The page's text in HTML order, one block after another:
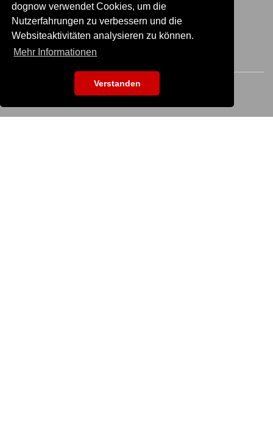
dognow verwendet Cookies, um die
Nutzerfahrungen zu verbessern und die
Websiteaktivitäten analysieren zu können.
Mehr Informationen
Verstanden
Wenn du bereits einen Account hast, melde dich bitte an.
Sonst besuche unser Hilfe- und Kontaktcenter:
Zu
Hilfe und Kontaktwechseln
BLEIB IN VERBINDUNG